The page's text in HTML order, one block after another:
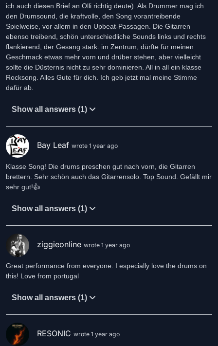
ich auch diesen Brief an Olli richtig deute). Als Drummer mag ich
den Drumsound, die kraftvolle, den Song vorantreibende
Spielweise, vor allem in den Upbeat-Passagen. Die Gitarren
ebenso treibend, schön unterschiedliche Sounds links und rechts
flankierend, der Gesang stark. im Zentrum, dürfte für meinen
Geschmack etwas mehr vorn und drüber stehen, aber vielleicht
sollte die Düsternis nicht zu sehr dominieren. All in all ein klasse
Rocksong. Alles Gute für dich. Ich geb jetzt mal meine Stimme
dafür ab.
Show all answers (1)
Bay Leaf wrote 1 year ago
Klasse Song! Die drums preschen gut nach vorn, die Gitarren
brettern. Sehr schön auch das Gitarrensolo. Top Sound. Gefällt mir
sehr gut!👍
Show all answers (1)
ziggieonline wrote 1 year ago
Great performance from everyone. I especially love the drums on
this! Love from portugal
Show all answers (1)
RESONIC wrote 1 year ago